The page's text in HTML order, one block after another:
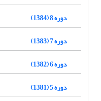
دوره 8 (1384)
دوره 7 (1383)
دوره 6 (1382)
دوره 5 (1381)